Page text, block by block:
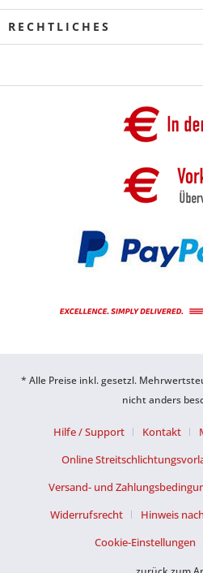
RECHTLICHES
* Alle Preise inkl. gesetzl.
nicht anders
Hilfe / Support Kontakt
Online
Versand- und
Widerrufsrecht
Hinweis
Cookie-Einstellungen